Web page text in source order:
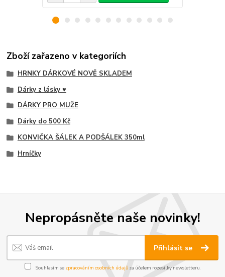
Zboží zařazeno v kategoriích
HRNKY DÁRKOVÉ NOVĚ SKLADEM
Dárky z lásky ♥
DÁRKY PRO MUŽE
Dárky do 500 Kč
KONVIČKA ŠÁLEK A PODŠÁLEK 350ml
Hrníčky
Nepropásněte naše novinky!
Přihlásit se
Souhlasím se zpracováním osobních údajůza účelem rozesílky newsletteru.